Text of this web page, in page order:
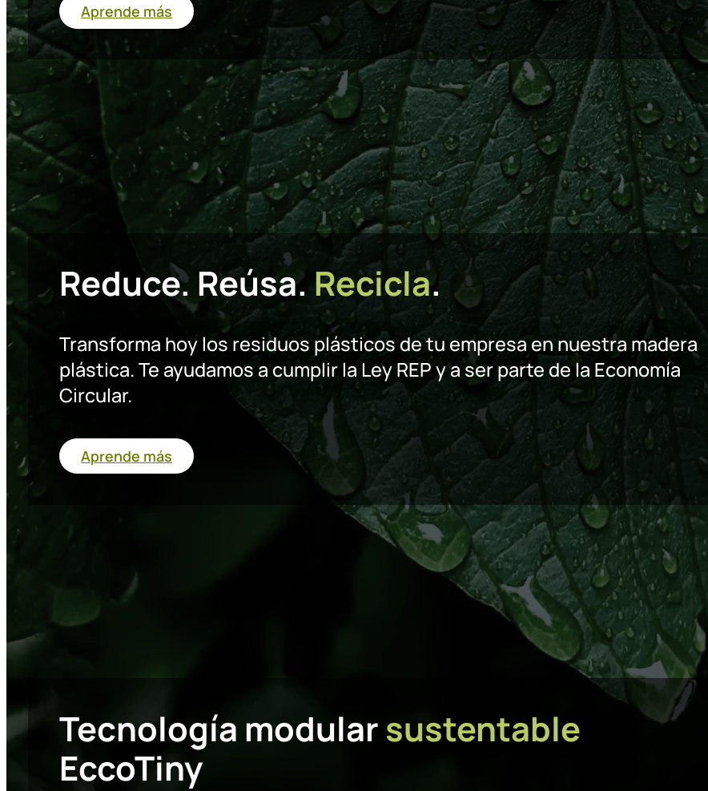
Aprende más
Reduce. Reúsa. Recicla.
Transforma hoy los residuos plásticos de tu empresa en nuestra madera
plástica. Te ayudamos a cumplir la Ley REP y a ser parte de la Economía
Circular.
Aprende más
Tecnología modularsustentable
EccoTiny